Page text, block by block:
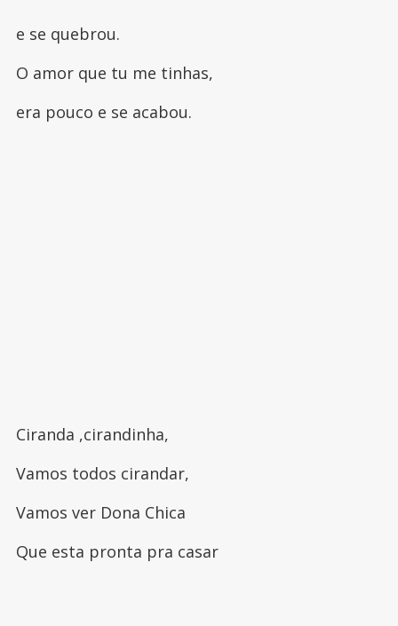
e se quebrou.
O amor que tu me tinhas,
era pouco e se acabou.
Ciranda ,cirandinha,
Vamos todos cirandar,
Vamos ver Dona Chica
Que esta pronta pra casar